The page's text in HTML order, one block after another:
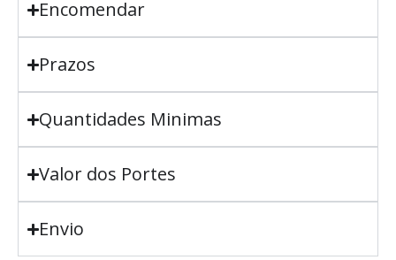
Encomendar
Prazos
Quantidades Minimas
Valor dos Portes
Envio